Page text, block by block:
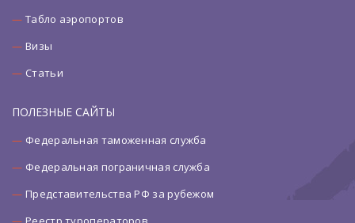
Табло аэропортов
Визы
Статьи
ПОЛЕЗНЫЕ САЙТЫ
Федеральная таможенная служба
Федеральная пограничная служба
Представительства РФ за рубежом